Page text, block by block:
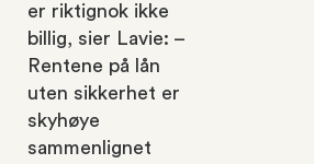
er riktignok ikke
billig, sier Lavie: –
Rentene på lån
uten sikkerhet er
skyhøye
sammenlignet